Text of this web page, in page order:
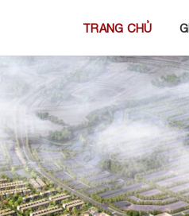
TRANG CHỦ